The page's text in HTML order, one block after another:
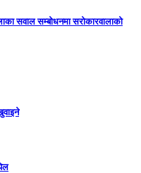
सवाल सम्बोधनमा सरोकारवालाको